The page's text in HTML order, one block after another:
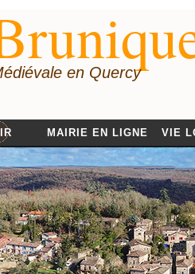
en Quercy
MAIRIE EN LIGNE VIE